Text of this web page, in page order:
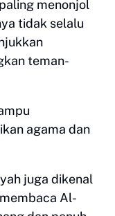
menonjol
tidak selalu
teman-
agama dan
juga dikenal
Al-